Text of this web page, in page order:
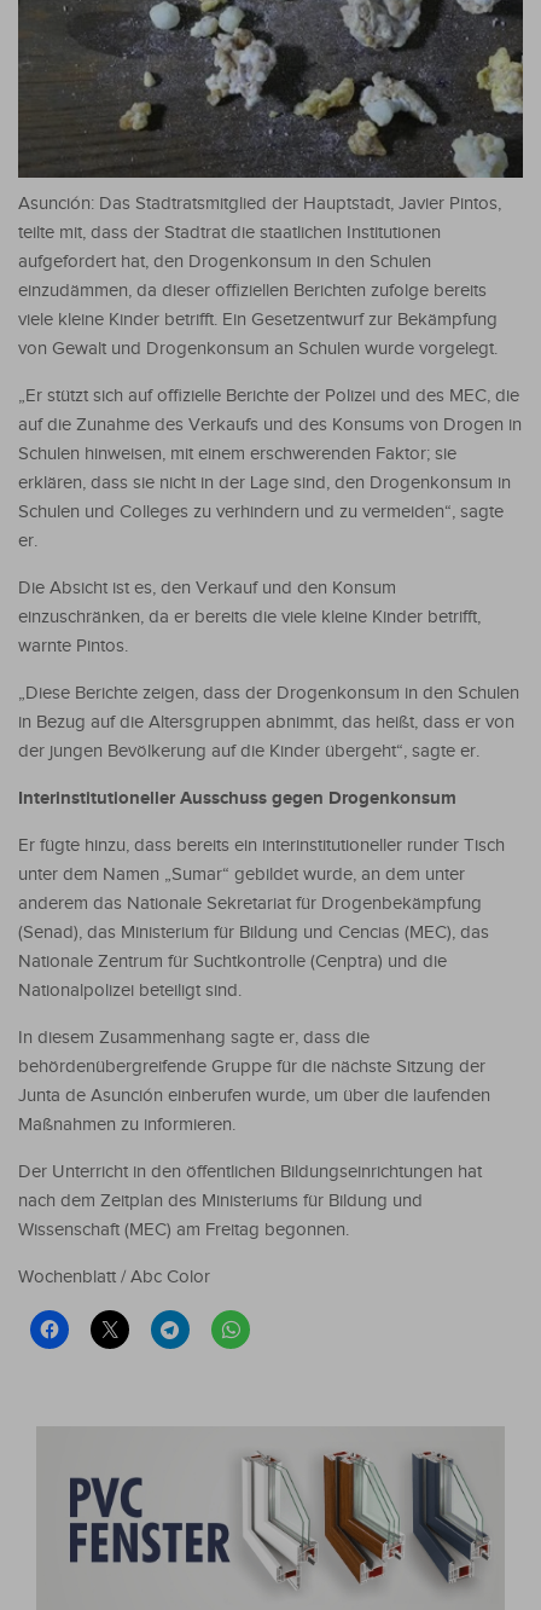
Asunción: Das Stadtratsmitglied der Hauptstadt, Javier Pintos,
teilte mit, dass der Stadtrat die staatlichen Institutionen
aufgefordert hat, den Drogenkonsum in den Schulen
einzudämmen, da dieser offiziellen Berichten zufolge bereits
viele kleine Kinder betrifft. Ein Gesetzentwurf zur Bekämpfung
von Gewalt und Drogenkonsum an Schulen wurde vorgelegt.
„Er stützt sich auf offizielle Berichte der Polizei und des MEC, die
auf die Zunahme des Verkaufs und des Konsums von Drogen in
Schulen hinweisen, mit einem erschwerenden Faktor; sie
erklären, dass sie nicht in der Lage sind, den Drogenkonsum in
Schulen und Colleges zu verhindern und zu vermeiden“, sagte
er.
Die Absicht ist es, den Verkauf und den Konsum
einzuschränken, da er bereits die viele kleine Kinder betrifft,
warnte Pintos.
„Diese Berichte zeigen, dass der Drogenkonsum in den Schulen
in Bezug auf die Altersgruppen abnimmt, das heißt, dass er von
der jungen Bevölkerung auf die Kinder übergeht“, sagte er.
Interinstitutioneller Ausschuss gegen Drogenkonsum
Er fügte hinzu, dass bereits ein interinstitutioneller runder Tisch
unter dem Namen „Sumar“ gebildet wurde, an dem unter
anderem das Nationale Sekretariat für Drogenbekämpfung
(Senad), das Ministerium für Bildung und Cencias (MEC), das
Nationale Zentrum für Suchtkontrolle (Cenptra) und die
Nationalpolizei beteiligt sind.
In diesem Zusammenhang sagte er, dass die
behördenübergreifende Gruppe für die nächste Sitzung der
Junta de Asunción einberufen wurde, um über die laufenden
Maßnahmen zu informieren.
Der Unterricht in den öffentlichen Bildungseinrichtungen hat
nach dem Zeitplan des Ministeriums für Bildung und
Wissenschaft (MEC) am Freitag begonnen.
Wochenblatt / Abc Color